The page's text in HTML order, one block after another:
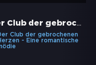
Der Club der gebrochenen Herzen - Eine romantische Komödie